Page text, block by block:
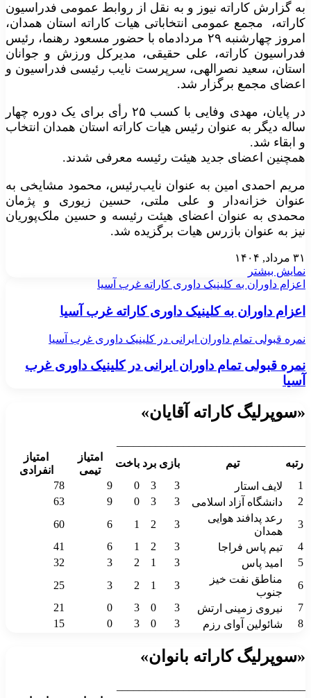
به گزارش کاراته نیوز و به نقل از روابط عمومی فدراسیون
کاراته، مجمع عمومی انتخاباتی هیات کاراته استان همدان،
امروز چهارشنبه ۲۹ مردادماه با حضور مسعود رهنما، رئیس
فدراسیون کاراته، علی حقیقی، مدیرکل ورزش و جوانان
استان، سعید نصرالهی، سرپرست نایب رئیسی فدراسیون و
اعضای مجمع برگزار شد.
در پایان، مهدی وفایی با کسب ۲۵ رأی برای یک دوره چهار
ساله دیگر به عنوان رئیس هیات کاراته استان همدان انتخاب
و ابقاء شد.
همچنین اعضای جدید هیئت رئیسه معرفی شدند.
مریم احمدی امین به عنوان نایب‌رئیس، محمود مشایخی به
عنوان خزانه‌دار و علی ملتی، حسین زیوری و پژمان
محمدی به عنوان اعضای هیئت رئیسه و حسین ملک‌پوریان
نیز به عنوان بازرس هیات برگزیده شد.
۳۱ مرداد, ۱۴۰۴
نمایش بیشتر
اعزام داوران به کلینیک داوری کاراته غرب آسیا
اعزام داوران به کلینیک داوری کاراته غرب آسیا
نمره قبولی تمام داوران ایرانی در کلینیک داوری غرب آسیا
نمره قبولی تمام داوران ایرانی در کلینیک داوری غرب
آسیا
«سوپرلیگ کاراته آقایان»
رتبه
تیم بازی برد باخت
امتیاز
تیمی
امتیاز
انفرادی
1
لایف استار 3
3
0
9
78
2
دانشگاه آزاد اسلامی 3
3
0
9
63
3
رعد پدافند هوایی
همدان
3
2
1
6
60
4
تیم پاس فراجا 3
2
1
6
41
5
امید پاس 3
1
2
3
32
6
مناطق نفت خیز
جنوب
3
1
2
3
25
7
نیروی زمینی ارتش 3
0
3
0
21
8
شائولین آوای رزم 3
0
3
0
15
«سوپرلیگ کاراته بانوان»